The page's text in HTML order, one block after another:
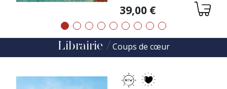
Variations
39,00 €
Précédent
Suivant
Librairie Coups de cœur